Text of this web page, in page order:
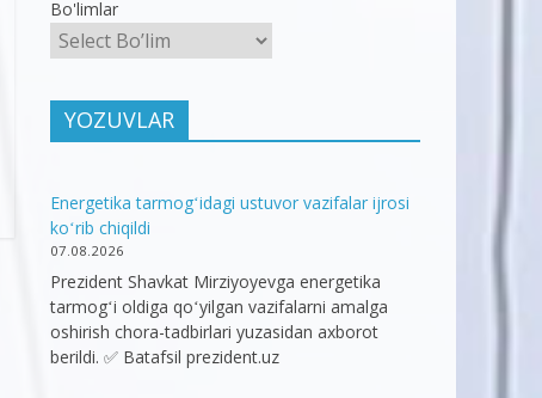
Bo'limlar
YOZUVLAR
Energetika tarmogʻidagi ustuvor vazifalar ijrosi
koʻrib chiqildi
07.08.2026
Prezident Shavkat Mirziyoyevga energetika
tarmogʻi oldiga qoʻyilgan vazifalarni amalga
oshirish chora-tadbirlari yuzasidan axborot
berildi. ✅ Batafsil prezident.uz